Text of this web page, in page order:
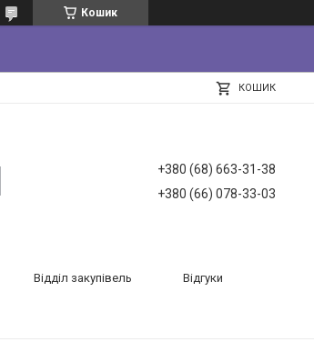
Кошик
КОШИК
+380 (68) 663-31-38
+380 (66) 078-33-03
Відділ закупівель Відгуки